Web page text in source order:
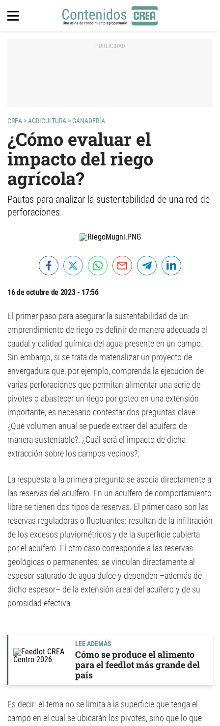
CREA >AGRICULTURA >GANADERÍA
¿Cómo evaluar el
impacto del riego
agrícola?
Pautas para analizar la sustentabilidad de una red de
perforaciones.
16 de octubre de 2023 - 17:56
El primer paso para asegurar la sustentabilidad de un
emprendimiento de riego es definir de manera adecuada el
caudal y calidad química del agua presente en un campo.
Sin embargo, si se trata de materializar un proyecto de
envergadura que, por ejemplo, comprenda la ejecución de
varias perforaciones que permitan alimentar una serie de
pivotes o abastecer un riego por goteo en una extensión
importante, es necesario contestar dos preguntas clave:
¿Qué volumen anual se puede extraer del acuífero de
manera sustentable?. ¿Cuál será el impacto de dicha
extracción sobre los campos vecinos?.
La respuesta a la primera pregunta se asocia directamente a
las reservas del acuífero. En un acuífero de comportamiento
libre se tienen dos tipos de reservas. El primer caso son las
reservas reguladoras o fluctuantes: resultan de la infiltración
de los excesos pluviométricos y de la superficie cubierta
por el acuífero. El otro caso corresponde a las reservas
geológicas o permanentes: se vinculan directamente al
espesor saturado de agua dulce y dependen –además de
dicho espesor– de la extensión areal del acuífero y de su
porosidad efectiva.
LEE ADEMÁS
Cómo se produce el alimento
para el feedlot más grande del
país
Es decir: el tema no se limita a la superficie que tenga el
campo en el cual se ubicarán los pivotes, sino que lo que